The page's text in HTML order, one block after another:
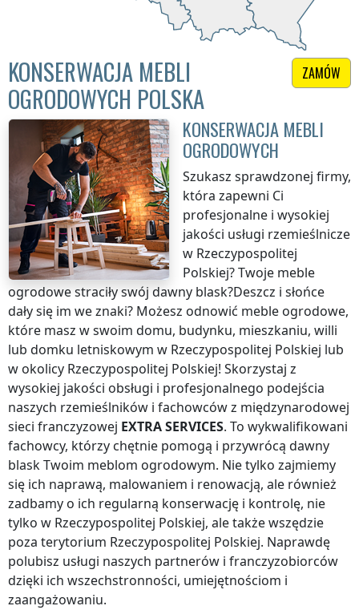
ZAMÓW
KONSERWACJA MEBLI
OGRODOWYCH POLSKA
KONSERWACJA MEBLI
OGRODOWYCH
Szukasz sprawdzonej firmy,
która zapewni Ci
profesjonalne i wysokiej
jakości usługi rzemieślnicze
w Rzeczypospolitej
Polskiej? Twoje meble
ogrodowe straciły swój dawny blask?Deszcz i słońce
dały się im we znaki? Możesz odnowić meble ogrodowe,
które masz w swoim domu, budynku, mieszkaniu, willi
lub domku letniskowym w Rzeczypospolitej Polskiej lub
w okolicy Rzeczypospolitej Polskiej! Skorzystaj z
wysokiej jakości obsługi i profesjonalnego podejścia
naszych rzemieślników i fachowców z międzynarodowej
sieci franczyzowej EXTRA SERVICES. To wykwalifikowani
fachowcy, którzy chętnie pomogą i przywrócą dawny
blask Twoim meblom ogrodowym. Nie tylko zajmiemy
się ich naprawą, malowaniem i renowacją, ale również
zadbamy o ich regularną konserwację i kontrolę, nie
tylko w Rzeczypospolitej Polskiej, ale także wszędzie
poza terytorium Rzeczypospolitej Polskiej. Naprawdę
polubisz usługi naszych partnerów i franczyzobiorców
dzięki ich wszechstronności, umiejętnościom i
zaangażowaniu.